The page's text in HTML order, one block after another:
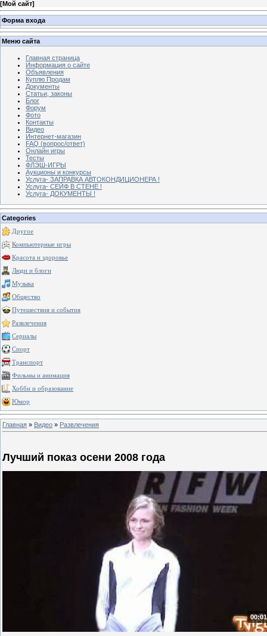
[Мой сайт]
Форма входа
Меню сайта
Главная страница
Информация о сайте
Объявления
Куплю Продам
Документы
Статьи, законы
Блог
Форум
Фото
Контакты
Видео
Интернет-магазин
FAQ (вопрос/ответ)
Онлайн игры
Тесты
ФЛЭШ-ИГРЫ
Аукционы и конкурсы
Услуга- ЗАПРАВКА АВТОКОНДИЦИОНЕРА !
Услуга- СЕЙФ В СТЕНЕ !
Услуга- ДОКУМЕНТЫ !
Categories
Другое
Компьютерные игры
Красота и здоровье
Люди и блоги
Музыка
Общество
Путешествия и события
Развлечения
Сериалы
Спорт
Транспорт
Фильмы и анимация
Хобби и образование
Юмор
Главная » Видео » Развлечения
Лучший показ осени 2008 года